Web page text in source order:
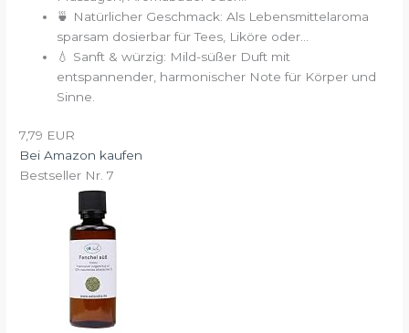
🍵 Natürlicher Geschmack: Als Lebensmittelaroma
sparsam dosierbar für Tees, Liköre oder...
💧 Sanft & würzig: Mild-süßer Duft mit
entspannender, harmonischer Note für Körper und
Sinne.
7,79 EUR
Bei Amazon kaufen
Bestseller Nr. 7